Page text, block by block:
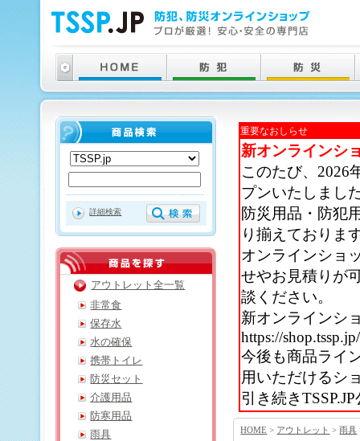
重要なおしらせ
新オンラインシ
このたび、2026
プンいたしまし
防災用品・防犯
り揃えておりま
オンラインショ
せやお見積りが
談ください。
新オンラインシ
https://shop.tssp.jp/
今後も商品ライ
用いただけるシ
引き続き
HOME > アウトレット >雨具
詳細検索
アウトレット全一覧
非常食
保存水
水の確保
携帯トイレ
防災セット
介護用品
防寒用品
雨具